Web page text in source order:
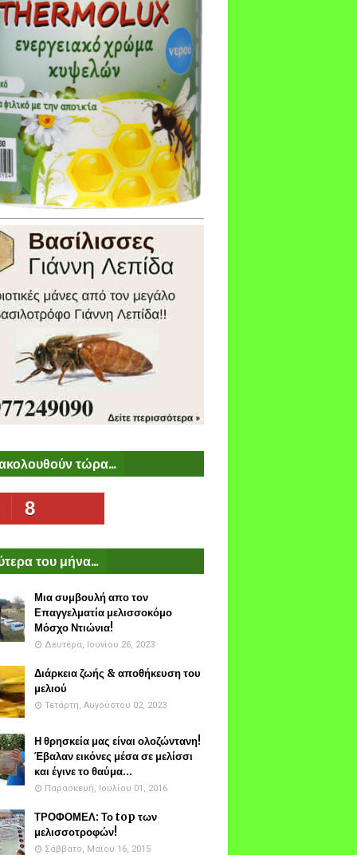
τώρα...
8
του μήνα...
Μια συμβουλή απο τον
Επαγγελματία μελισσοκόμο
Μόσχο Ντιώνια!
Δευτέρα, Ιουνίου 26, 2023
Διάρκεια ζωής & αποθήκευση του
μελιού
Τετάρτη, Αυγούστου 02, 2023
Η θρησκεία μας είναι ολοζώντανη!
Έβαλαν εικόνες μέσα σε μελίσσι
και έγινε το θαύμα...
Παρασκευή, Ιουλίου 01, 2016
ΤΡΟΦΟΜΕΛ: Το top των
μελισσοτροφών!
Σάββατο, Μαΐου 16, 2015